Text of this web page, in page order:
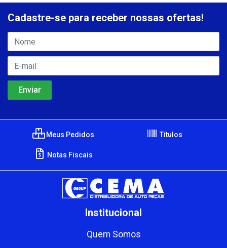
Cadastre-se para receber nossas ofertas!
Meus Pedidos Títulos
Notas Fiscais
Institucional
Quem Somos